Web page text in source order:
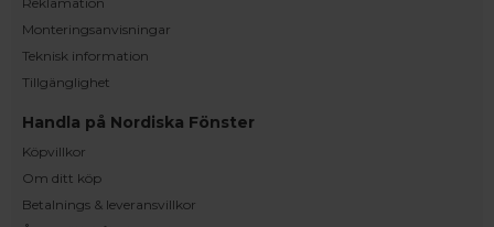
Monteringsanvisningar
Teknisk information
Tillgänglighet
Handla på Nordiska Fönster
Köpvillkor
Om ditt köp
Betalnings & leveransvillkor